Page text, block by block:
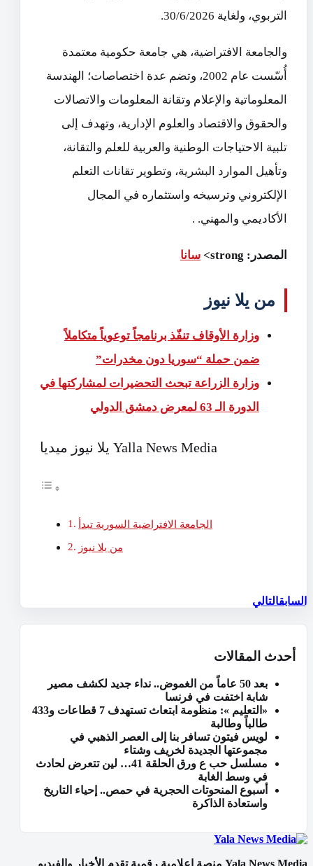
التربوي، ولغاية 30/6/2026.
‏والجامعة الافتراضية، هي جامعة حكومية معتمدة
أُسّست عام 2002، ‏وتضم ‏عدة اختصاصات؛ الهندسة
المعلوماتية والإعلام وتقانة المعلومات ‌‏والاتصالات
والحقوق والاقتصاد والعلوم الإدارية، وتهدف إلى
تلبية ‏الاحتياجات الوطنية والعربية للعلم والتقانة،
وتأهيل الموارد البشرية، وتطوير ‏تقانات التعلم
الإلكتروني وترسيخه واستثماره في المجال
الأكاديمي والمهني. ‏.
المصدر: strong> سانا
من يلا نيوز
وزارة الأوقاف تنفّذ برنامجاً توعوياً متكاملاً
ضمن حملة “سوريا دون مخدرات”
وزارة الزراعة تبحث التحضيرات لمشاركتها في
الدورة الـ 63 ‏لمعرض دمشق الدولي
يلا نيوز ميديا Yalla News Media
الجامعة الافتراضية السورية تبدأ
من يلا نيوز
السابقالتالي
أحدث المقالات
بعد 50 عاماً من الغموض.. نداء جديد لكشف مصير
شابة اختفت في فرنسا
«التعليم »: منظومة ابتعاث تستهدف 7 قطاعات و433
طالباً وطالبة
لويس فيتون تسافر بنا إلى العصر الذهبي في
مجموعتها الجديدة لخريف وشتاء
مسلسل حب ع ورق الحلقة 41… لين تتعرض لحادث
في وسط الغابة
أسبوع المنحوتات الحجرية في حمص.. إحياء التاريخ
واستعادة الذاكرة